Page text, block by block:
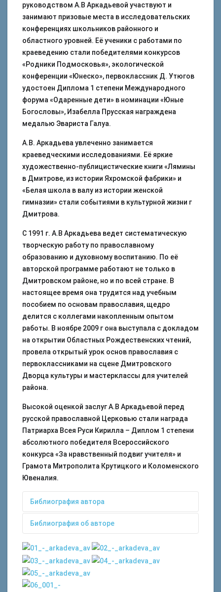
руководством А.В Аркадьевой участвуют и
занимают призовые места в исследовательских
конференциях школьников районного и
областного уровней. Её ученики с работами по
краеведению стали победителями конкурсов
«Родники Подмосковья», экологической
конференции «Юнеско», первоклассник Д. Утюгов
удостоен Диплома 1 степени Международного
форума «Одаренные дети» в номинации «Юные
Богословы», Изабелла Прусская награждена
медалью Эвариста Галуа.
А.В. Аркадьева увлеченно занимается
краеведческими исследованиями. Её яркие
художественно-публицистические книги «Лямины
в Дмитрове, из истории Яхромской фабрики» и
«Белая школа в валу из истории женской
гимназии» стали событиями в культурной жизни г
Дмитрова.
С 1991 г. А.В Аркадьева ведет систематическую
творческую работу по православному
образованию и духовному воспитанию. По её
авторской программе работают не только в
Дмитровском районе, но и по всей стране. В
настоящее время она трудится над учебным
пособием по основам православия, щедро
делится с коллегами накопленным опытом
работы. В ноябре 2009 г она выступала с докладом
на открытии Областных Рождественских чтений,
провела открытый урок основ православия с
первоклассниками на сцене Дмитровского
Дворца культуры и мастерклассы для учителей
района.
Высокой оценкой заслуг А.В Аркадьевой перед
русской православной Церковью стали награда
Патриарха Всея Руси Кирилла – Диплом 1 степени
абсолютного победителя Всероссийского
конкурса «За нравственный подвиг учителя» и
Грамота Митрополита Крутицкого и Коломенского
Ювеналия.
Библиография автора
Монографии:
Аркадьева, А. В. Из опыта работы по книге
«В океане света» : монография /
Аркадьева А.В. – М. : Баласс, 1997.
Библиография об авторе
Коновалова, О. В. Дар другого слова / О. В.
Коновалова // Лучшие учителя –
общественно-педагогический журнал
Национальный приоритетный проект